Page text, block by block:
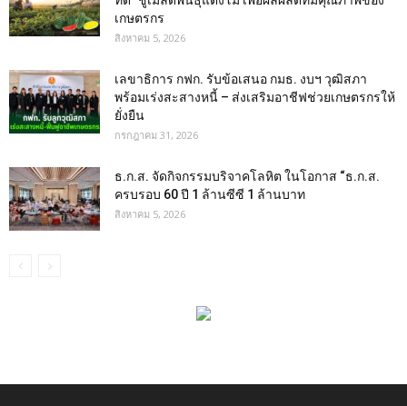
เกษตรกร
สิงหาคม 5, 2026
เลขาธิการ กฟก. รับข้อเสนอ กมธ. งบฯ วุฒิสภา
พร้อมเร่งสะสางหนี้ – ส่งเสริมอาชีฟช่วยเกษตรกรให้
ยั่งยืน
กรกฎาคม 31, 2026
ธ.ก.ส. จัดกิจกรรมบริจาคโลหิต ในโอกาส “ธ.ก.ส.
ครบรอบ 60 ปี 1 ล้านซีซี 1 ล้านบาท
สิงหาคม 5, 2026